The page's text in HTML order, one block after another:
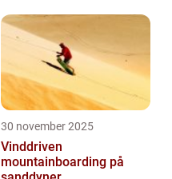
30 november 2025
Vinddriven
mountainboarding på